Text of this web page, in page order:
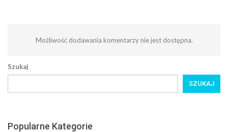
Możliwość dodawania komentarzy nie jest dostępna.
Szukaj
SZUKAJ
Popularne Kategorie